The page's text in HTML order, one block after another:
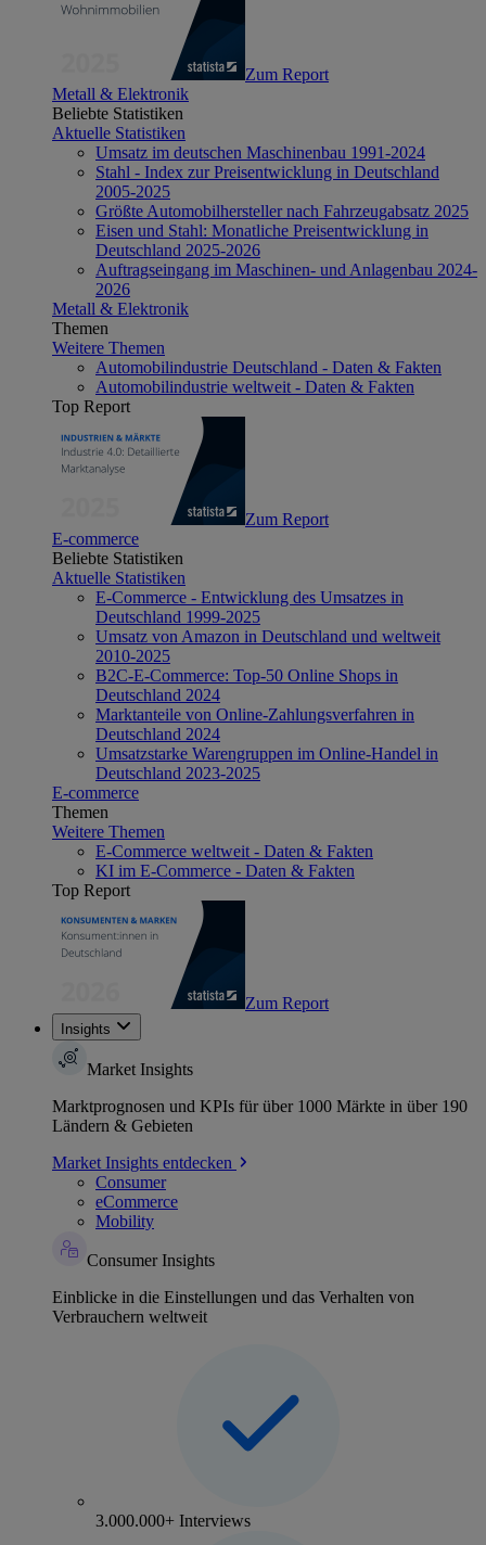
Zum Report
Metall & Elektronik
Beliebte Statistiken
Aktuelle Statistiken
Umsatz im deutschen Maschinenbau 1991-2024
Stahl - Index zur Preisentwicklung in Deutschland
2005-2025
Größte Automobilhersteller nach Fahrzeugabsatz 2025
Eisen und Stahl: Monatliche Preisentwicklung in
Deutschland 2025-2026
Auftragseingang im Maschinen- und Anlagenbau 2024-
2026
Metall & Elektronik
Themen
Weitere Themen
Automobilindustrie Deutschland - Daten & Fakten
Automobilindustrie weltweit - Daten & Fakten
Top Report
Zum Report
E-commerce
Beliebte Statistiken
Aktuelle Statistiken
E-Commerce - Entwicklung des Umsatzes in
Deutschland 1999-2025
Umsatz von Amazon in Deutschland und weltweit
2010-2025
B2C-E-Commerce: Top-50 Online Shops in
Deutschland 2024
Marktanteile von Online-Zahlungsverfahren in
Deutschland 2024
Umsatzstarke Warengruppen im Online-Handel in
Deutschland 2023-2025
E-commerce
Themen
Weitere Themen
E-Commerce weltweit - Daten & Fakten
KI im E-Commerce - Daten & Fakten
Top Report
Zum Report
Insights
Market Insights
Marktprognosen und KPIs für über 1000 Märkte in über 190
Ländern & Gebieten
Market Insights entdecken
Consumer
eCommerce
Mobility
Consumer Insights
Einblicke in die Einstellungen und das Verhalten von
Verbrauchern weltweit
3.000.000+ Interviews